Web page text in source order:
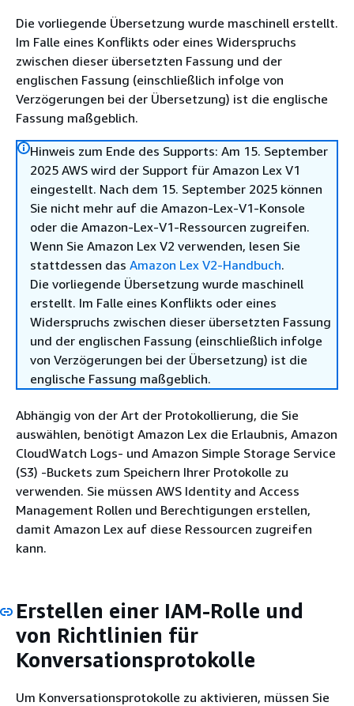
Die vorliegende Übersetzung wurde maschinell erstellt.
Im Falle eines Konflikts oder eines Widerspruchs
zwischen dieser übersetzten Fassung und der
englischen Fassung (einschließlich infolge von
Verzögerungen bei der Übersetzung) ist die englische
Fassung maßgeblich.
Hinweis zum Ende des Supports: Am 15. September
2025 AWS wird der Support für Amazon Lex V1
eingestellt. Nach dem 15. September 2025 können
Sie nicht mehr auf die Amazon-Lex-V1-Konsole
oder die Amazon-Lex-V1-Ressourcen zugreifen.
Wenn Sie Amazon Lex V2 verwenden, lesen Sie
stattdessen das Amazon Lex V2-Handbuch.
Die vorliegende Übersetzung wurde maschinell
erstellt. Im Falle eines Konflikts oder eines
Widerspruchs zwischen dieser übersetzten Fassung
und der englischen Fassung (einschließlich infolge
von Verzögerungen bei der Übersetzung) ist die
englische Fassung maßgeblich.
Abhängig von der Art der Protokollierung, die Sie
auswählen, benötigt Amazon Lex die Erlaubnis, Amazon
CloudWatch Logs- und Amazon Simple Storage Service
(S3) -Buckets zum Speichern Ihrer Protokolle zu
verwenden. Sie müssen AWS Identity and Access
Management Rollen und Berechtigungen erstellen,
damit Amazon Lex auf diese Ressourcen zugreifen
kann.
Erstellen einer IAM-Rolle und
von Richtlinien für
Konversationsprotokolle
Um Konversationsprotokolle zu aktivieren, müssen Sie